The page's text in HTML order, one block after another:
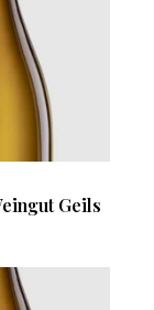
Geils